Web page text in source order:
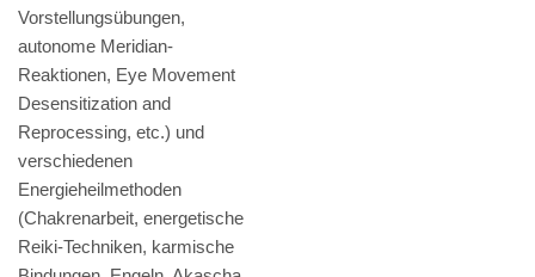
Vorstellungsübungen,
autonome Meridian-
Reaktionen, Eye Movement
Desensitization and
Reprocessing, etc.) und
verschiedenen
Energieheilmethoden
(Chakrenarbeit, energetische
Reiki-Techniken, karmische